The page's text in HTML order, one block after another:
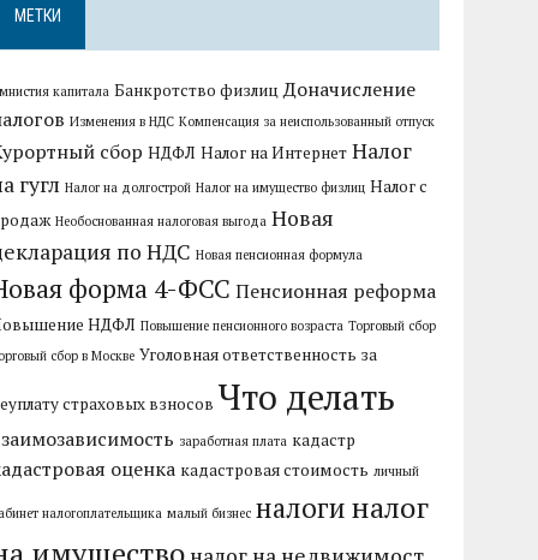
МЕТКИ
капитала Банкротство физлиц Доначисление
Изменения в НДС Компенсация за неиспользованный отпуск
сбор НДФЛ Налог на Интернет Налог
гугл Налог на долгострой Налог на имущество физлиц Налог с
Необоснованная налоговая выгода Новая
по НДС Новая пенсионная формула
форма 4-ФСС Пенсионная реформа
НДФЛ Повышение пенсионного возраста Торговый сбор
сбор в Москве Уголовная ответственность за
страховых взносов Что делать
заработная плата кадастр
оценка кадастровая стоимость личный
налогоплательщика малый бизнес налоги налог